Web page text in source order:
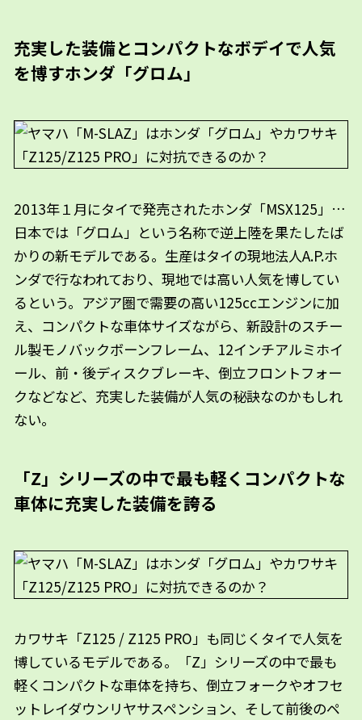
充実した装備とコンパクトなボデイで人気
を博すホンダ「グロム」
2013年１月にタイで発売されたホンダ「MSX125」…
日本では「グロム」という名称で逆上陸を果たしたば
かりの新モデルである。生産はタイの現地法人A.P.ホ
ンダで行なわれており、現地では高い人気を博してい
るという。アジア圏で需要の高い125ccエンジンに加
え、コンパクトな車体サイズながら、新設計のスチー
ル製モノバックボーンフレーム、12インチアルミホイ
ール、前・後ディスクブレーキ、倒立フロントフォー
クなどなど、充実した装備が人気の秘訣なのかもしれ
ない。
「Z」シリーズの中で最も軽くコンパクトな
車体に充実した装備を誇る
カワサキ「Z125 / Z125 PRO」も同じくタイで人気を
博しているモデルである。「Z」シリーズの中で最も
軽くコンパクトな車体を持ち、倒立フォークやオフセ
ットレイダウンリヤサスペンション、そして前後のペ